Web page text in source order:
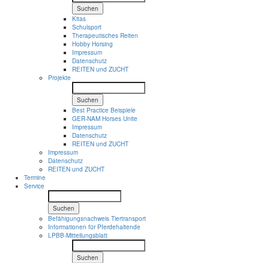
Suchen
Kitas
Schulsport
Therapeutisches Reiten
Hobby Horsing
Impressum
Datenschutz
REITEN und ZUCHT
Projekte
Suchen
Best Practice Beispiele
GER-NAM Horses Unite
Impressum
Datenschutz
REITEN und ZUCHT
Impressum
Datenschutz
REITEN und ZUCHT
Termine
Service
Suchen
Befähigungsnachweis Tiertransport
Informationen für Pferdehaltende
LPBB-Mitteilungsblatt
Suchen